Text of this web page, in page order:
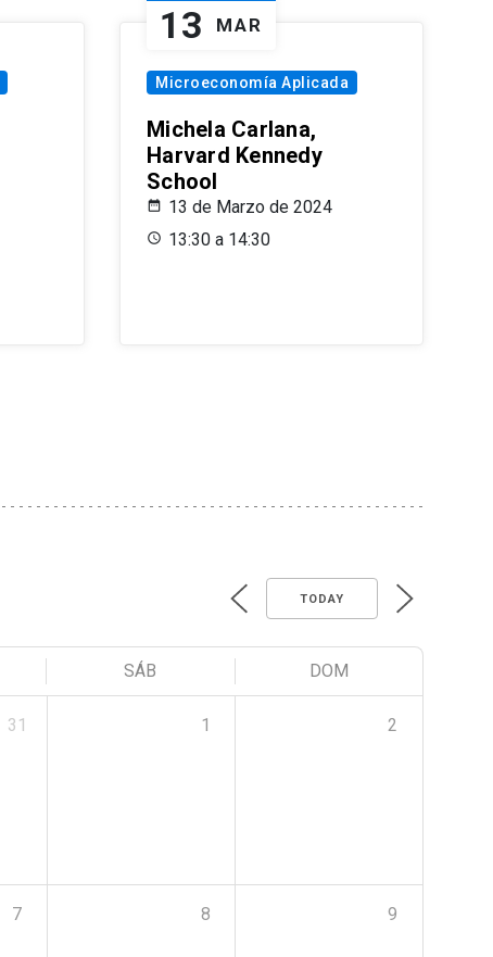
13 MAR
Microeconomía Aplicada
Michela Carlana,
Harvard Kennedy
School
13 de Marzo de 2024
13:30 a 14:30
TODAY
SÁB DOM
31 1 2
7 8 9